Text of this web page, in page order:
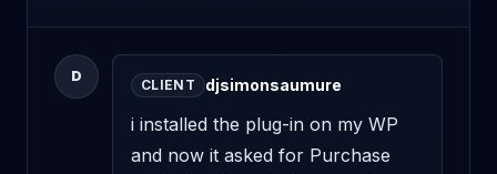
D
CLIENT djsimonsaumure
i installed the plug-in on my WP
and now it asked for Purchase